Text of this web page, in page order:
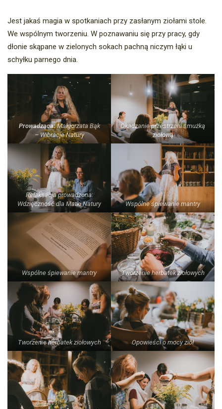
Jest jakaś magia w spotkaniach przy zasłanym ziołami stole.
We wspólnym tworzeniu. W poznawaniu się przy pracy, gdy
dłonie skąpane w zielonych sokach pachną niczym łąki u
schyłku parnego dnia.
Prowadząca:Małgorzata Bąk
– Wibracje Natury
Okadzanie przestrzeni smużką
ziołową
Relaksacja prowadzona:
Wdzięczność dla Matki Natury
Wspólne śpiewanie mantry
Wspólne śpiewanie mantry Tworzenie herbatek ziołowych
Tworzenie herbatek ziołowych Opowieści o mocy ziół